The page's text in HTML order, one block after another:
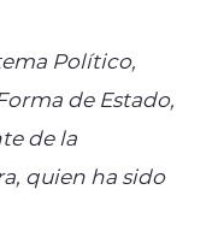
Político,
de Estado,
de la
quien ha sido